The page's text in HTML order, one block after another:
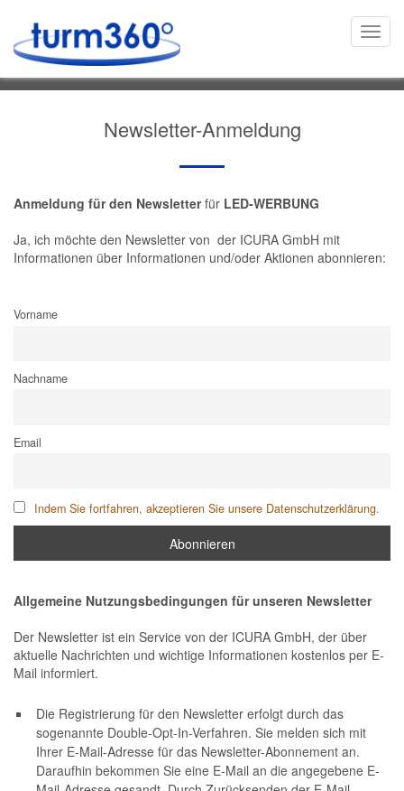
Newsletter-Anmeldung
Anmeldung für den Newsletterfür LED-WERBUNG
Ja, ich möchte den Newsletter von der ICURA GmbH mit
Informationen über Informationen und/oder Aktionen abonnieren:
Vorname
Nachname
Email
Indem Sie fortfahren, akzeptieren Sie unsere Datenschutzerklärung.
Allgemeine Nutzungsbedingungen für unseren Newsletter
Der Newsletter ist ein Service von der ICURA GmbH, der über
aktuelle Nachrichten und wichtige Informationen kostenlos per E-
Mail informiert.
Die Registrierung für den Newsletter erfolgt durch das
sogenannte Double-Opt-In-Verfahren. Sie melden sich mit
Ihrer E-Mail-Adresse für das Newsletter-Abonnement an.
Daraufhin bekommen Sie eine E-Mail an die angegebene E-